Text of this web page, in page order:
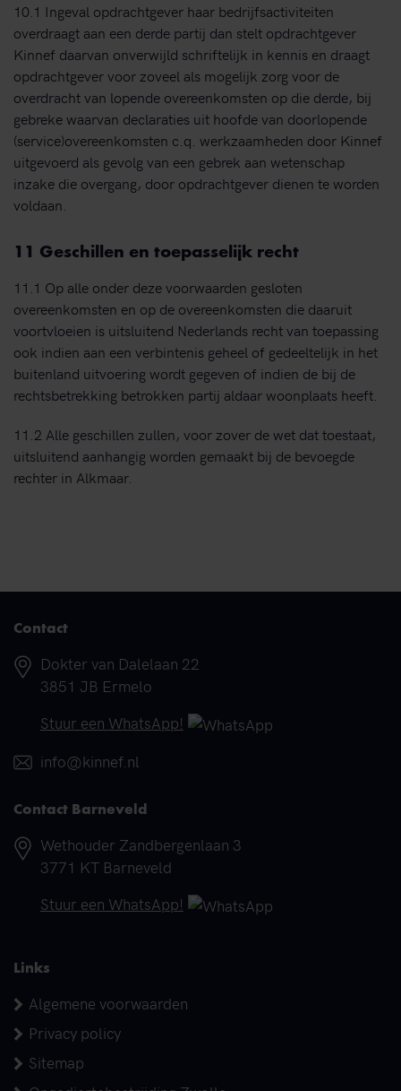
10.1 Ingeval opdrachtgever haar bedrijfsactiviteiten
overdraagt aan een derde partij dan stelt opdrachtgever
Kinnef daarvan onverwijld schriftelijk in kennis en draagt
opdrachtgever voor zoveel als mogelijk zorg voor de
overdracht van lopende overeenkomsten op die derde, bij
gebreke waarvan declaraties uit hoofde van doorlopende
(service)overeenkomsten c.q. werkzaamheden door Kinnef
uitgevoerd als gevolg van een gebrek aan wetenschap
inzake die overgang, door opdrachtgever dienen te worden
voldaan.
11 Geschillen en toepasselijk recht
11.1 Op alle onder deze voorwaarden gesloten
overeenkomsten en op de overeenkomsten die daaruit
voortvloeien is uitsluitend Nederlands recht van toepassing
ook indien aan een verbintenis geheel of gedeeltelijk in het
buitenland uitvoering wordt gegeven of indien de bij de
rechtsbetrekking betrokken partij aldaar woonplaats heeft.
11.2 Alle geschillen zullen, voor zover de wet dat toestaat,
uitsluitend aanhangig worden gemaakt bij de bevoegde
rechter in Alkmaar.
Contact
Adres
Dokter van Dalelaan 22
3851 JB Ermelo
Telefoonnummer
Stuur een WhatsApp!
E-mail
info@kinnef.nl
Contact Barneveld
Adres
Wethouder Zandbergenlaan 3
3771 KT Barneveld
Telefoonnummer
Stuur een WhatsApp!
Links
Algemene voorwaarden
Privacy policy
Sitemap